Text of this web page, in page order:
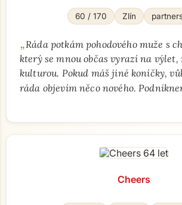
60 / 170 Zlín
„Ráda potkám pohodového muže s
který se mnou občas vyrazí na výlet,
kulturou. Pokud máš jiné koníčky,
ráda objevím něco nového.
Cheers